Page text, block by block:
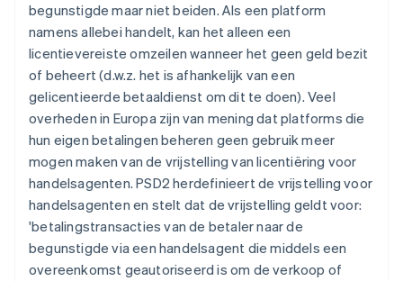
begunstigde maar nietbeiden. Als een platform
namens allebei handelt, kan het alleen een
licentievereiste omzeilen wanneer het geen geld bezit
of beheert (d.w.z. het is afhankelijk van een
gelicentieerde betaaldienst om dit te doen). Veel
overheden in Europa zijn van mening dat platforms die
hun eigen betalingen beheren geen gebruik meer
mogen maken van de vrijstelling van licentiëring voor
handelsagenten. PSD2 herdefinieert de vrijstelling voor
handelsagenten en stelt dat de vrijstelling geldt voor:
'betalingstransacties van de betaler naar de
begunstigde via een handelsagent die middels een
overeenkomst geautoriseerd is om de verkoop of